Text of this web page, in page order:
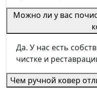
Можно ли у вас
Да. У нас есть
чистке и
Чем ручной ковер